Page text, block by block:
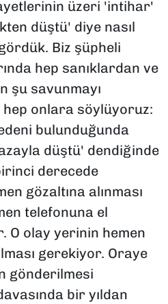
üzeri 'intihar'
düştü' diye nasıl
gördük. Biz şüpheli
hep sanıklardan ve
şu savunmayı
onlara söylüyoruz:
bulunduğunda
düştü' dendiğinde
derecede
gözaltına alınması
telefonuna el
O olay yerinin hemen
gerekiyor. Oraye
gönderilmesi
bir yıldan